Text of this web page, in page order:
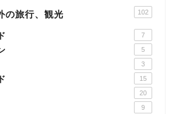
の旅行、観光 102
7
5
3
15
20
9